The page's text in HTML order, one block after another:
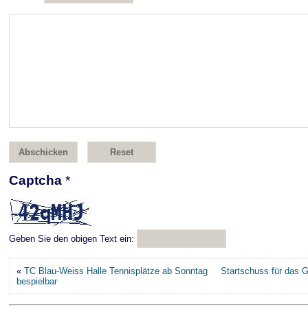
Captcha *
Geben Sie den obigen Text ein:
« TC Blau-Weiss Halle Tennisplätze ab Sonntag
bespielbar
Startschuss für das